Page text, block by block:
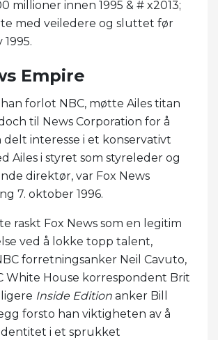
millioner innen 1995 & # x2013;
med veiledere og sluttet før
Empire
forlot NBC, møtte Ailes titan
til News Corporation for å
interesse i et konservativt
Ailes i styret som styreleder og
direktør, var Fox News
7. oktober 1996.
raskt Fox News som en legitim
ved å lokke topp talent,
forretningsanker Neil Cavuto,
White House korrespondent Brit
Inside Edition anker Bill
forsto han viktigheten av å
i et sprukket